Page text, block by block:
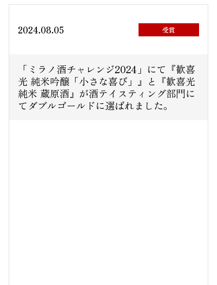
2024.08.05 受賞
「ミラノ酒チャレンジ2024」にて『歓喜
光 純米吟醸「小さな喜び」』と『歓喜光
純米 蔵原酒』が酒テイスティング部門に
てダブルゴールドに選ばれました。